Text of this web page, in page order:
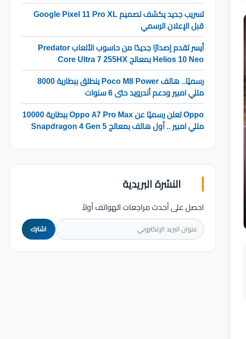
تسريب جديد يكشف تصميم Google Pixel 11 Pro XL
قبل الإعلان الرسمي
أيسر تقدم إصدارًا جديدًا من حاسوب الألعاب Predator
Helios 10 Neo بمعالج Core Ultra 7 255HX
رسميًا.. هاتف Poco M8 Power ينطلق ببطارية 8000
مللي امبير ودعم أندرويد حتى 6 سنوات
Oppo تعلن رسميًا عن Oppo A7 Pro Max ببطارية 10000
مللي امبير .. أول هاتف بمعالج Snapdragon 4 Gen 5
النشرة البريدية
احصل على أحدث مراجعات الهواتف أولاً
اشترك